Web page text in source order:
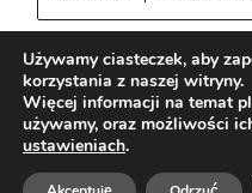
Wyczyść filtr
Omnia White
AKTUALNOŚCI
Brak wyników
Używamy ciasteczek, aby
korzystania z naszej witryny.
Więcej informacji na temat
używamy, oraz możliwości
ustawieniach.